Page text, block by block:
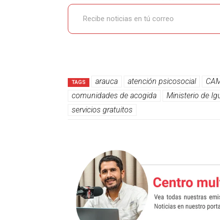
Recibe noticias en tú correo
TAGS arauca atención psicosocial
comunidades de acogida
Ministerio de
servicios gratuitos